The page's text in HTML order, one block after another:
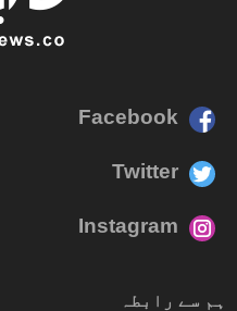
Facebook
Twitter
Instagram
ہم سے رابطہ